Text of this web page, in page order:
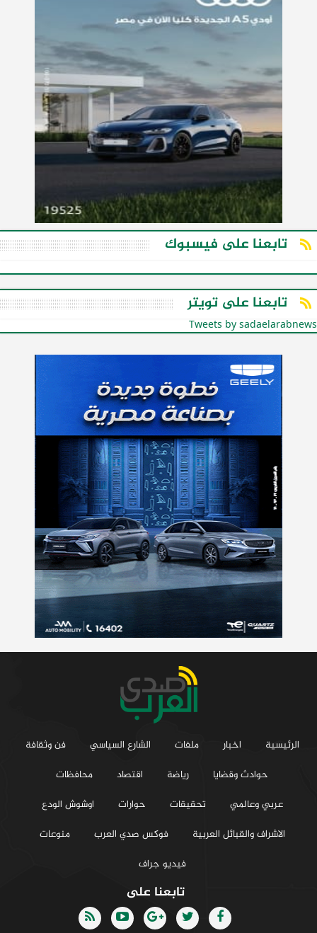
تابعنا على فيسبوك
تابعنا على تويتر
Tweets by sadaelarabnews
الرئيسية اخبار ملفات الشارع السياسي
فن وثقافة
حوادث وقضايا
رياضة اقتصاد
محافظات
عربي وعالمي
تحقيقات حوارات
اوشوش الودع
الاشراف والقبائل العربية
فوكس صدي العرب
منوعات
فيديو جراف
تابعنا على